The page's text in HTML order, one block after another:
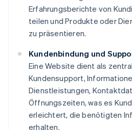
Erfahrungsberichte von
teilen und Produkte oder
zu präsentieren.
Kundenbindung und
Eine Website dient als
Kundensupport,
Dienstleistungen,
Öffnungszeiten, was es
erleichtert, die benötigten
erhalten.